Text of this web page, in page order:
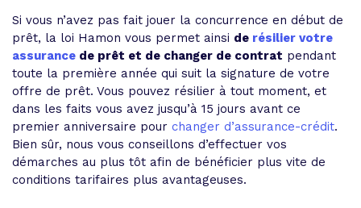
Si vous n’avez pas fait jouer la concurrence en début de
prêt, la loi Hamon vous permet ainsi de résilier votre
assurance de prêt et de changer de contrat pendant
toute la première année qui suit la signature de votre
offre de prêt. Vous pouvez résilier à tout moment, et
dans les faits vous avez jusqu’à 15 jours avant ce
premier anniversaire pour changer d’assurance-crédit.
Bien sûr, nous vous conseillons d’effectuer vos
démarches au plus tôt afin de bénéficier plus vite de
conditions tarifaires plus avantageuses.